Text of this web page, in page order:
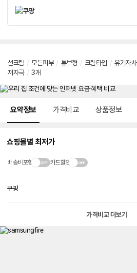
선크림 / 모든피부 / 튜브형 / 크림타입 / 유기자차
저자극 / 3개
요약정보 가격비교 상품정보
쇼핑몰별 최저가
배송비포함 카드할인
쿠팡
가격비교 더보기